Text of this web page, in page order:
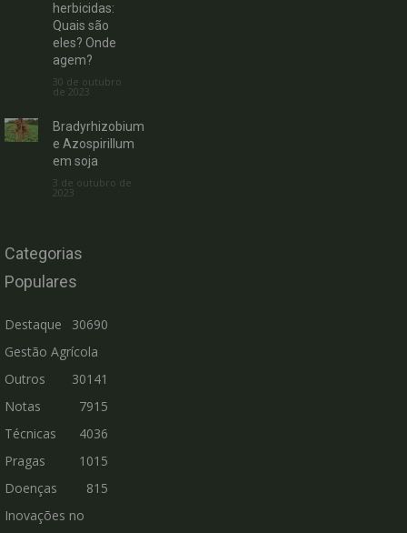
herbicidas:
Quais são
eles? Onde
agem?
30 de outubro
de 2023
Bradyrhizobium
e Azospirillum
em soja
3 de outubro de
2023
Categorias
Populares
Destaque
30690
Gestão Agrícola
30141
Outros
7915
Notas
Técnicas
4036
Pragas
1015
Doenças
815
Inovações no